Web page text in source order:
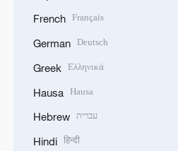
French Français
German Deutsch
Greek Ελληνικά
Hausa Hausa
Hebrew עברית
Hindi हिन्दी